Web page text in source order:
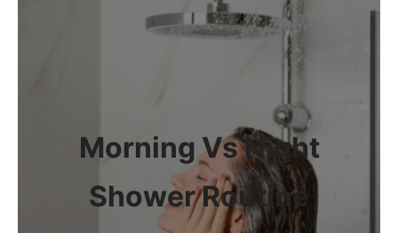
Morning Vs Night
Shower Routine